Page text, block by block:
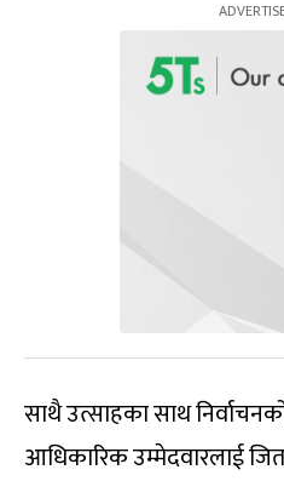
साथै उत्साहका साथ
आधिकारिक उम्मेदवारलाई